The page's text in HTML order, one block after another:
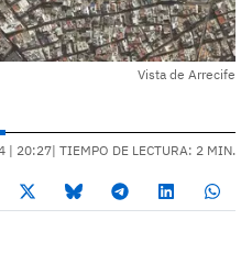
Vista de Arrecife
| 20:27| TIEMPO DE LECTURA: 2 MIN.